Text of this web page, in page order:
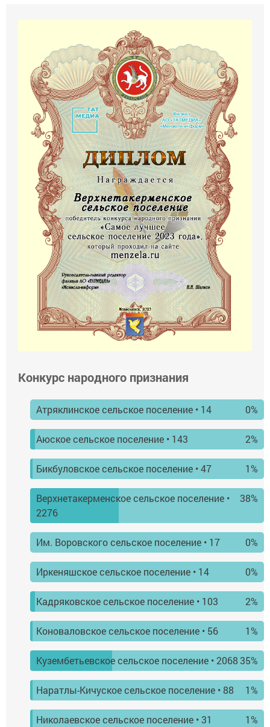
Конкурс народного признания
Атряклинское сельское поселение • 14 0%
Аюское сельское поселение • 143 2%
Бикбуловское сельское поселение • 47 1%
Верхнетакерменское сельское поселение •
2276
38%
Им. Воровского сельское поселение • 17 0%
Иркеняшское сельское поселение • 14 0%
Кадряковское сельское поселение • 103 2%
Коноваловское сельское поселение • 56 1%
Кузембетьевское сельское поселение • 206835%
Наратлы-Кичуское сельское поселение • 88 1%
Николаевское сельское поселение • 31 1%